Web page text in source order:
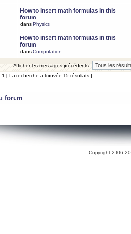
How to insert math formulas in this
forum
dans Physics
How to insert math formulas in this
forum
dans Computation
Afficher les messages précédents:
1 [ La recherche a trouvée 15 résultats ]
forum
Copyright 2006-